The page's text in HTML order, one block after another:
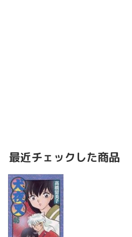
最近チェックした商品